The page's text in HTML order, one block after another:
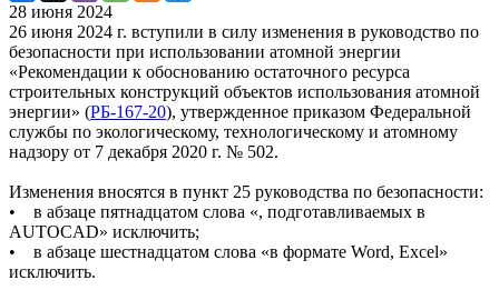
28 июня 2024
26 июня 2024 г. вступили в силу изменения в руководство по
безопасности при использовании атомной энергии
«Рекомендации к обоснованию остаточного ресурса
строительных конструкций объектов использования атомной
энергии» (РБ-167-20), утвержденное приказом Федеральной
службы по экологическому, технологическому и атомному
надзору от 7 декабря 2020 г. № 502.
Изменения вносятся в пункт 25 руководства по безопасности:
• в абзаце пятнадцатом слова «, подготавливаемых в
AUTOCAD» исключить;
• в абзаце шестнадцатом слова «в формате Word, Excel»
исключить.